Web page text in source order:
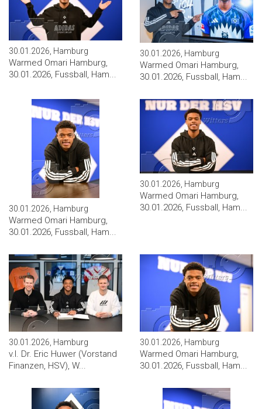
30.01.2026, Hamburg
Warmed Omari Hamburg,
30.01.2026, Fussball, Ham...
30.01.2026, Hamburg
Warmed Omari Hamburg,
30.01.2026, Fussball, Ham...
30.01.2026, Hamburg
Warmed Omari Hamburg,
30.01.2026, Fussball, Ham...
30.01.2026, Hamburg
Warmed Omari Hamburg,
30.01.2026, Fussball, Ham...
30.01.2026, Hamburg
v.l. Dr. Eric Huwer (Vorstand
Finanzen, HSV), W...
30.01.2026, Hamburg
Warmed Omari Hamburg,
30.01.2026, Fussball, Ham...